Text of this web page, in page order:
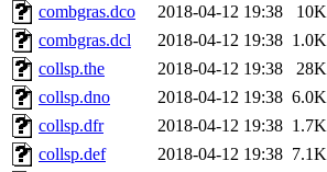
combgras.dco
2018-04-12 19:38
10K
combgras.dcl
2018-04-12 19:38 1.0K
collsp.the
2018-04-12 19:38
28K
collsp.dno
2018-04-12 19:38 6.0K
collsp.dfr
2018-04-12 19:38 1.7K
collsp.def
2018-04-12 19:38 7.1K